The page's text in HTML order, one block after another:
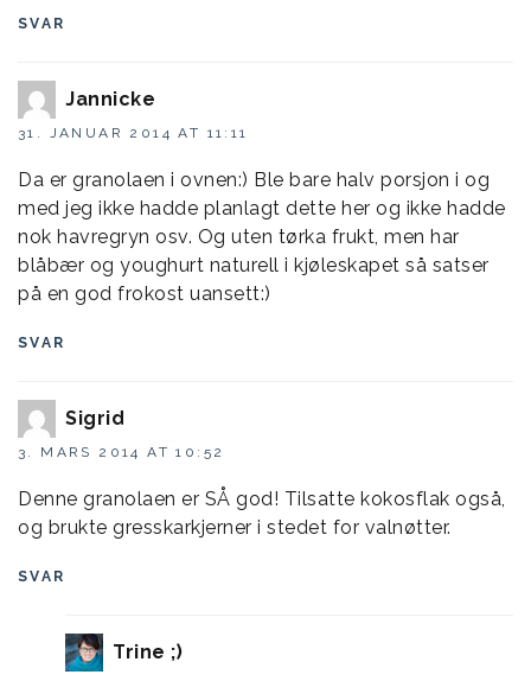
SVAR
Jannicke
31. JANUAR 2014 AT 11:11
Da er granolaen i ovnen:) Ble bare halv porsjon i og
med jeg ikke hadde planlagt dette her og ikke hadde
nok havregryn osv. Og uten tørka frukt, men har
blåbær og youghurt naturell i kjøleskapet så satser
på en god frokost uansett:)
SVAR
Sigrid
3. MARS 2014 AT 10:52
Denne granolaen er SÅ god! Tilsatte kokosflak også,
og brukte gresskarkjerner i stedet for valnøtter.
SVAR
Trine ;)